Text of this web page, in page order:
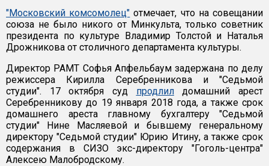
"Московский комсомолец" отмечает, что на совещании
союза не было никого от Минкульта, только советник
президента по культуре Владимир Толстой и Наталья
Дрожникова от столичного департамента культуры.
Директор РАМТ Софья Апфельбаум задержана по делу
режиссера Кирилла Серебренникова и "Седьмой
студии". 17 октября суд продлилдомашний арест
Серебренникову до 19 января 2018 года, а также срок
домашнего ареста главному бухгалтеру "Седьмой
студии" Нине Масляевой и бывшему генеральному
директору "Седьмой студии" Юрию Итину, а также срок
содержания в СИЗО экс-директору "Гоголь-центра"
Алексею Малобродскому.